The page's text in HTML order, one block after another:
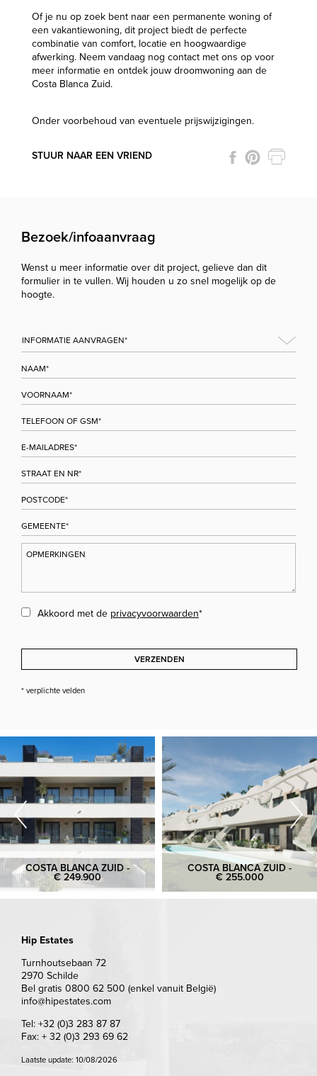
Of je nu op zoek bent naar een permanente woning of
een vakantiewoning, dit project biedt de perfecte
combinatie van comfort, locatie en hoogwaardige
afwerking. Neem vandaag nog contact met ons op voor
meer informatie en ontdek jouw droomwoning aan de
Costa Blanca Zuid.
Onder voorbehoud van eventuele prijswijzigingen.
STUUR NAAR EEN VRIEND
Bezoek/infoaanvraag
Wenst u meer informatie over dit project, gelieve dan dit
formulier in te vullen. Wij houden u zo snel mogelijk op de
hoogte.
Akkoord met de privacyvoorwaarden*
VERZENDEN
* verplichte velden
COSTA BLANCA ZUID -
€ 249.900
COSTA BLANCA ZUID -
€ 255.000
Hip Estates
Turnhoutsebaan 72
2970 Schilde
Bel gratis 0800 62 500 (enkel vanuit België)
info@hipestates.com
Tel: +32 (0)3 283 87 87
Fax: + 32 (0)3 293 69 62
Laatste update: 10/08/2026